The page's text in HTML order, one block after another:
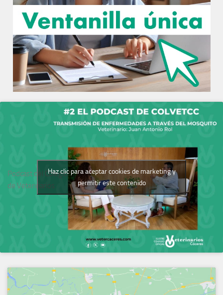
Podcast del Colegio
de Veterinarios
Haz clic para aceptar cookies de marketing y
permitir este contenido